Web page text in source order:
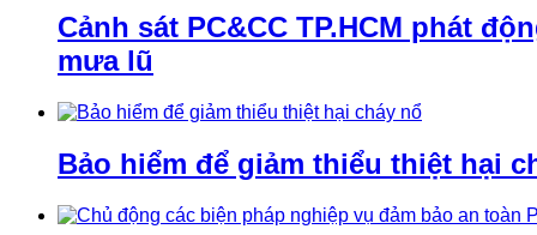
Cảnh sát PC&CC TP.HCM phát
mưa lũ
Bảo hiểm để giảm thiểu thiệt hại